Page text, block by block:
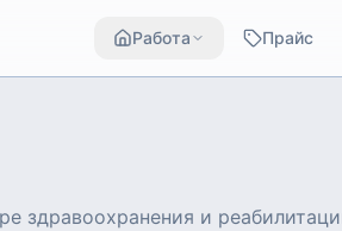
Работа Прайс
здравоохранения и